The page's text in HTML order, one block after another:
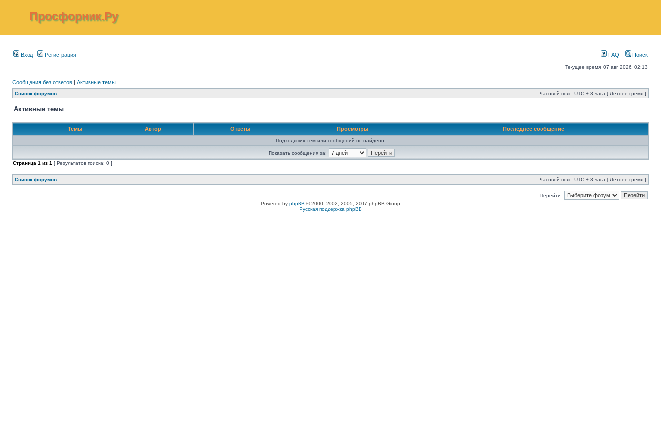
Просфорник.Ру
Вход Регистрация FAQ Поиск
Текущее время: 07 авг 2026, 02:13
Сообщения без ответов | Активные темы
Список форумов Часовой пояс: UTC + 3 часа [ Летнее время ]
Активные темы
Темы Автор Ответы Просмотры Последнее сообщение
Подходящих тем или сообщений не найдено.
Показать сообщения за:
Страница 1 из 1 [ Результатов поиска: 0 ]
Список форумов Часовой пояс: UTC + 3 часа [ Летнее время ]
Перейти:
Powered by phpBB © 2000, 2002, 2005, 2007 phpBB Group
Русская поддержка phpBB